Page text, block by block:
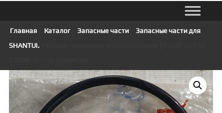
Главная Каталог/ Запасные части/
Запасные части для
SHANTUI./ Кольцо резиновое уплотнительное [07000-05110,